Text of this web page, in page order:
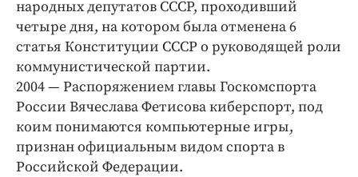
народных депутатов СССР, проходивший
четыре дня, на котором была отменена 6
статья Конституции СССР о руководящей роли
коммунистической партии.
2004 — Распоряжением главы Госкомспорта
России Вячеслава Фетисова киберспорт, под
коим понимаются компьютерные игры,
признан официальным видом спорта в
Российской Федерации.